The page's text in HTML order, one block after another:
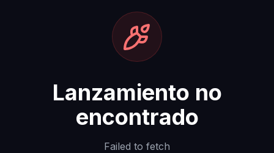
Lanzamiento no
encontrado
Failed to fetch